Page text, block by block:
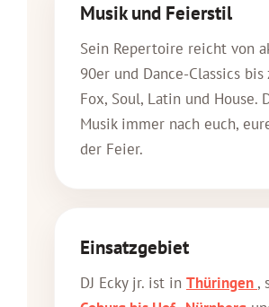
Musik und Feierstil
Sein Repertoire reicht von
90er und Dance-Classics bis
Fox, Soul, Latin und
Musik immer nach euch,
der Feier.
Einsatzgebiet
DJ Ecky jr. ist in Thüringen ,